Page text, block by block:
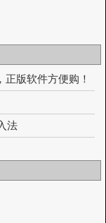
版软件方便购！
法